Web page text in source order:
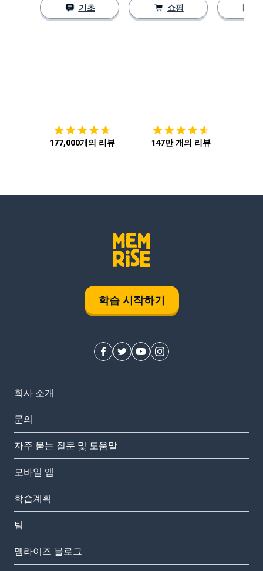
기초 쇼핑
177,000개의 리뷰 147만 개의 리뷰
학습 시작하기
회사 소개
문의
자주 묻는 질문 및 도움말
모바일 앱
학습계획
팀
멤라이즈 블로그